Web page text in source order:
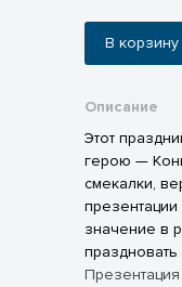
В корзину
Описание
Этот
герою —
смекалки,
презентации
значение в
день. В